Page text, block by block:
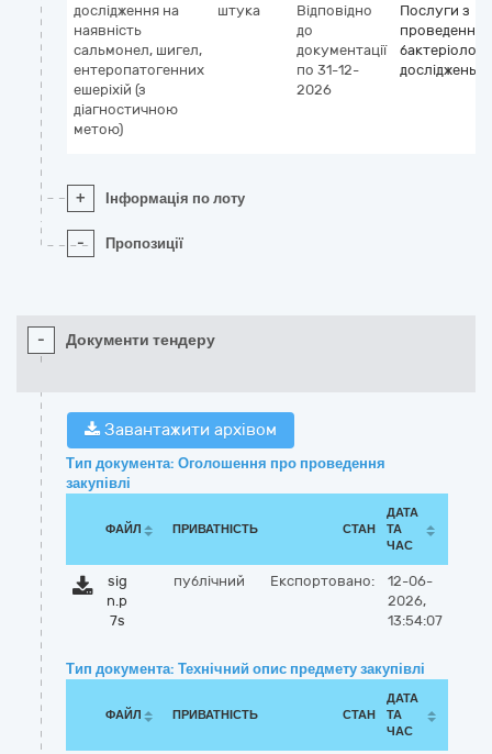
дослідження на
наявність
сальмонел, шигел,
ентеропатогенних
ешеріхій (з
діагностичною
метою)
штука
Відповідно
до
документації
по 31-12-
2026
Послуги з
проведення
досліджень
+ Інформація по лоту
- Пропозиції
- Документи тендеру
Завантажити архівом
Тип документа: Оголошення про проведення
закупівлі
ФАЙЛ ПРИВАТНІСТЬ СТАН
ДАТА
ТА
ЧАС
sig
n.p
7s
публічний Експортовано:
12-06-
2026,
13:54:07
Тип документа: Технічний опис предмету закупівлі
ФАЙЛ ПРИВАТНІСТЬ СТАН
ДАТА
ТА
ЧАС